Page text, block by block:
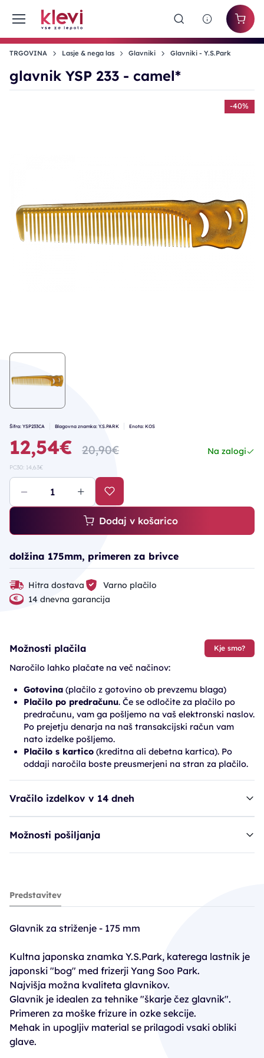
TRGOVINA Lasje & nega las Glavniki Glavniki - Y.S.Park
glavnik YSP 233 - camel*
-40%
Šifra: YSP233CA Blagovna znamka: Y.S.PARK Enota: KOS
12,54€ 20,90€ Na zalogi
PC30: 14,63€
Dodaj v košarico
dolžina 175mm, primeren za brivce
Hitra dostava
Varno plačilo
14 dnevna garancija
Možnosti plačila Kje smo?
Naročilo lahko plačate na več načinov:
Gotovina (plačilo z gotovino ob prevzemu blaga)
Plačilo po predračunu. Če se odločite za plačilo po
predračunu, vam ga pošljemo na vaš elektronski naslov.
Po prejetju denarja na naš transakcijski račun vam
nato izdelke pošljemo.
Plačilo s kartico (kreditna ali debetna kartica). Po
oddaji naročila boste preusmerjeni na stran za plačilo.
Vračilo izdelkov v 14 dneh
Možnosti pošiljanja
glavnik YSP 233 - camel*
12,54€
20,90€
PC30: 14,63€
Predstavitev
Glavnik za striženje - 175 mm
Kultna japonska znamka Y.S.Park, katerega lastnik je
japonski "bog" med frizerji Yang Soo Park.
Najvišja možna kvaliteta glavnikov.
Glavnik je idealen za tehnike "škarje čez glavnik".
Primeren za moške frizure in ozke sekcije.
Mehak in upogljiv material se prilagodi vsaki obliki
glave.